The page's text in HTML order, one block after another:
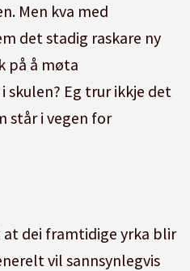
Men kva med
det stadig raskare ny
på å møta
Eg trur ikkje det
står i vegen for
dei framtidige yrka blir
vil sannsynlegvis